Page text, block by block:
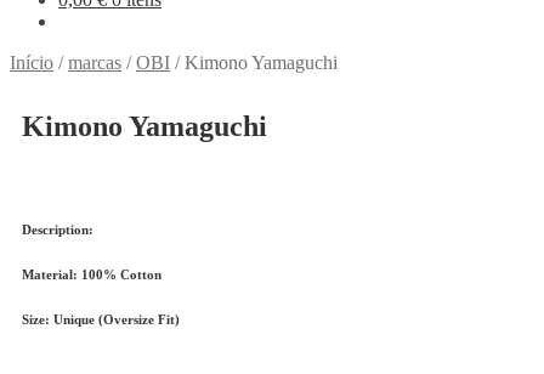
Início /marcas /OBI /Kimono Yamaguchi
Kimono Yamaguchi
Description:
Material: 100% Cotton
Size: Unique (Oversize Fit)